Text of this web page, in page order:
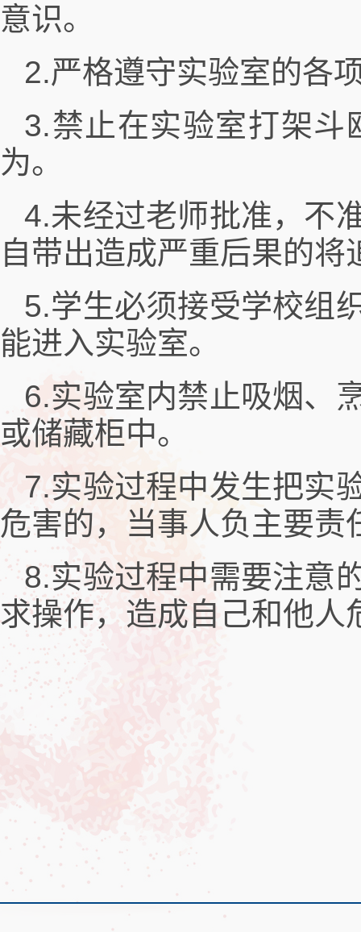
意识。
2.严格遵守实验室的各
3.禁止在实验室打架斗
为。
4.未经过老师批准，不
自带出造成严重后果的
5.学生必须接受学校组
能进入实验室。
6.实验室内禁止吸烟、
或储藏柜中。
7.实验过程中发生把实
危害的，当事人负主要责
8.实验过程中需要注意
求操作，造成自己和他人